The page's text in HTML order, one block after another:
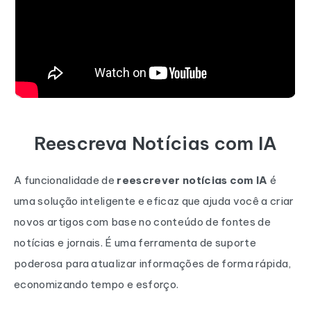
Reescreva Notícias com IA
A funcionalidade de reescrever notícias com IA é
uma solução inteligente e eficaz que ajuda você a criar
novos artigos com base no conteúdo de fontes de
notícias e jornais. É uma ferramenta de suporte
poderosa para atualizar informações de forma rápida,
economizando tempo e esforço.